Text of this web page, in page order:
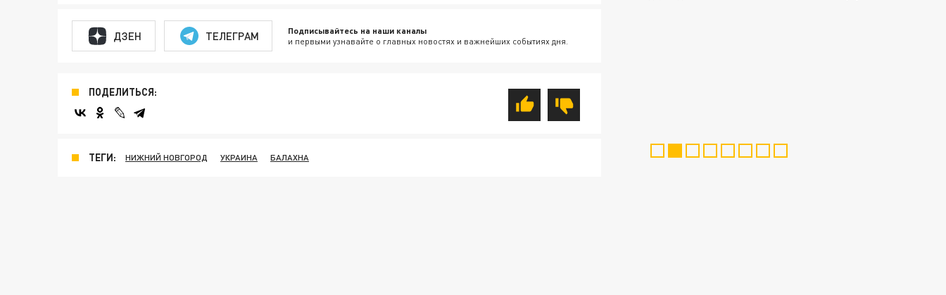
ДЗЕН ТЕЛЕГРАМ Подписывайтесь на наши каналы
и первыми узнавайте о главных новостях и важнейших событиях дня.
ПОДЕЛИТЬСЯ:
ТЕГИ: НИЖНИЙ НОВГОРОД УКРАИНА БАЛАХНА